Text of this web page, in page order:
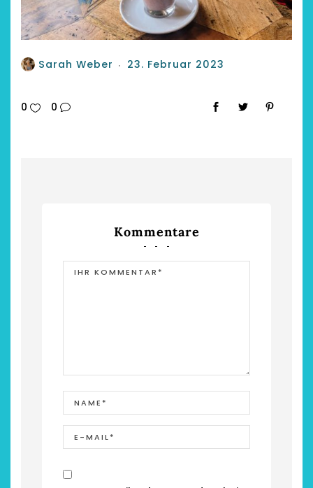
Sarah Weber 23. Februar 2023
0 0
Kommentare